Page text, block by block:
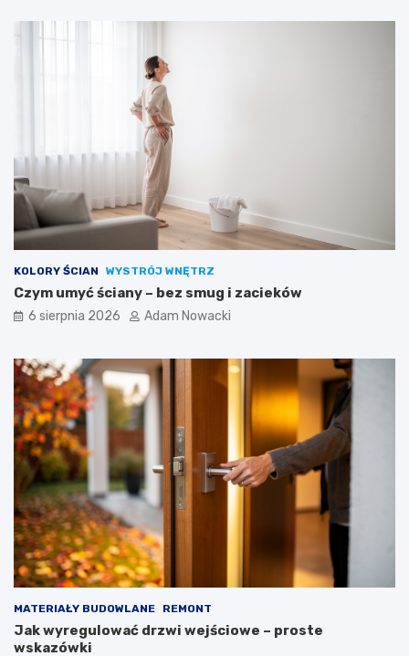
KOLORY ŚCIAN WYSTRÓJ WNĘTRZ
Czym umyć ściany – bez smug i zacieków
6 sierpnia 2026 Adam Nowacki
MATERIAŁY BUDOWLANE REMONT
Jak wyregulować drzwi wejściowe – proste
wskazówki